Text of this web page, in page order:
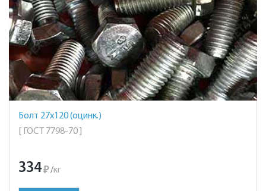
Болт 27х120 (оцинк.)
[ ГОСТ 7798-70 ]
334₽ /кг